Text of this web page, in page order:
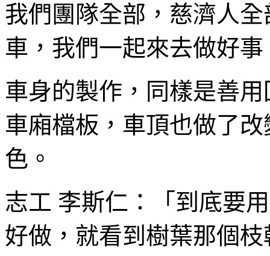
我們團隊全部，慈濟人
車，我們一起來去做好事
車身的製作，同樣是善
車廂檔板，車頂也做了
色。
志工 李斯仁：「到底要
好做，就看到樹葉那個